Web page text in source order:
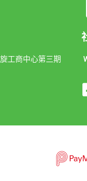
工商中心第三期